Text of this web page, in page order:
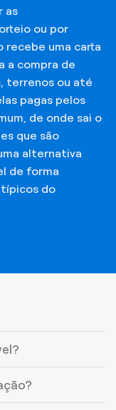
as
ou por
recebe uma carta
a compra de
terrenos ou até
pagas pelos
de onde sai o
que são
alternativa
de forma
típicos do